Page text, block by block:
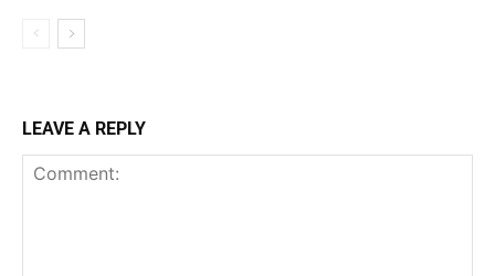
LEAVE A REPLY